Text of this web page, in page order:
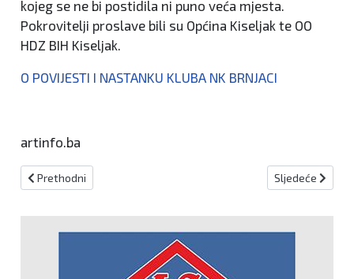
kojeg se ne bi postidila ni puno veća mjesta.
Pokrovitelji proslave bili su Općina Kiseljak te OO
HDZ BIH Kiseljak.
O POVIJESTI I NASTANKU KLUBA NK BRNJACI
artinfo.ba
Prethodni članak: Počinje novo suđenje Zdravku Mamiću i još
Prethodni Sljedeći
Sljedeće